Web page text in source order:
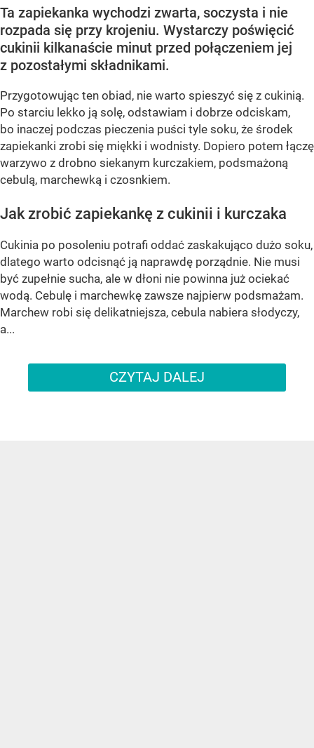
Ta zapiekanka wychodzi zwarta, soczysta i nie
rozpada się przy krojeniu. Wystarczy poświęcić
cukinii kilkanaście minut przed połączeniem jej
z pozostałymi składnikami.
Przygotowując ten obiad, nie warto spieszyć się z cukinią.
Po starciu lekko ją solę, odstawiam i dobrze odciskam,
bo inaczej podczas pieczenia puści tyle soku, że środek
zapiekanki zrobi się miękki i wodnisty. Dopiero potem łączę
warzywo z drobno siekanym kurczakiem, podsmażoną
cebulą, marchewką i czosnkiem.
Jak zrobić zapiekankę z cukinii i kurczaka
Cukinia po posoleniu potrafi oddać zaskakująco dużo soku,
dlatego warto odcisnąć ją naprawdę porządnie. Nie musi
być zupełnie sucha, ale w dłoni nie powinna już ociekać
wodą. Cebulę i marchewkę zawsze najpierw podsmażam.
Marchew robi się delikatniejsza, cebula nabiera słodyczy,
a...
CZYTAJ DALEJ